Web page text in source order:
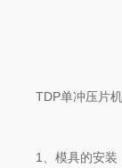
TDP单冲压片机
1、模具的安装